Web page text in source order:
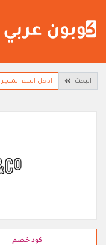
البحث
كود خصم